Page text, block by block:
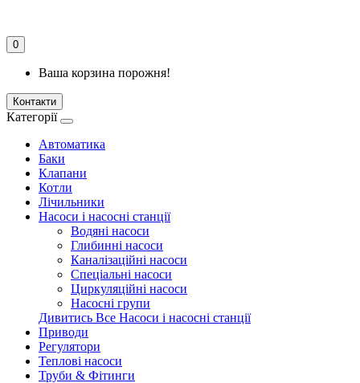
0
Ваша корзина порожня!
Контакти
Категорії
Автоматика
Баки
Клапани
Котли
Лічильники
Насоси і насосні станції
Водяні насоси
Глибинні насоси
Каналізаційні насоси
Спеціальні насоси
Циркуляційні насоси
Насосні групи
Дивитись Все Насоси і насосні станції
Приводи
Регулятори
Теплові насоси
Труби & Фітинги